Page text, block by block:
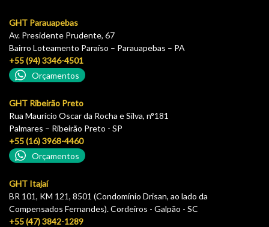
GHT Parauapebas
Av. Presidente Prudente, 67
Bairro Loteamento Paraíso – Parauapebas – PA
+55 (94) 3346-4501
Orçamentos
GHT Ribeirão Preto
Rua Maurício Oscar da Rocha e Silva, n°181
Palmares – Ribeirão Preto - SP
+55 (16) 3968-4460
Orçamentos
GHT Itajaí
BR 101, KM 121, 8501 (Condomínio Drisan, ao lado da
Compensados Fernandes). Cordeiros - Galpão - SC
+55 (47) 3842-1289